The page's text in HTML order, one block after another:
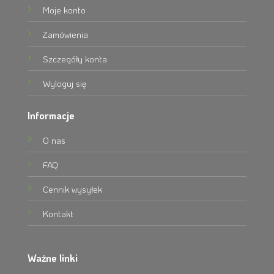
Moje konto
Zamówienia
Szczegóły konta
Wyloguj się
Informacje
O nas
FAQ
Cennik wysyłek
Kontakt
Ważne linki